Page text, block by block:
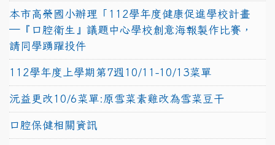
本市高榮國小辦理「112學年度健康促進學校計畫
─『口腔衛生』議題中心學校創意海報製作比賽，
請同學踴躍投件
112學年度上學期第7週10/11-10/13菜單
沅益更改10/6菜單:原雪菜素雞改為雪菜豆干
口腔保健相關資訊